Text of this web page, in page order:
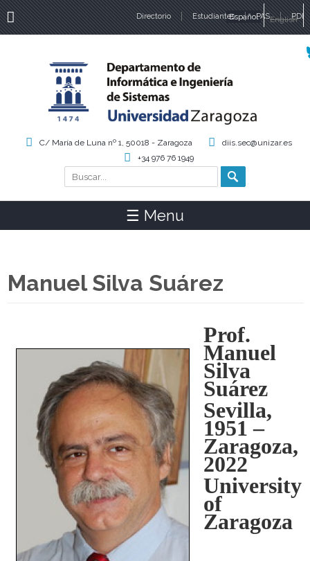
Directorio Estudiantes PAS PDI
Idiomas
Español English
Formulario de búsqueda
Buscar
C/ María de Luna nº 1, 50018 - Zaragoza
diis.sec@unizar.es
+34 976 76 1949
☰ Menu
Manuel Silva Suárez
Prof.
Manuel
Silva
Suárez
Sevilla,
1951 –
Zaragoza,
2022
University
of
Zaragoza